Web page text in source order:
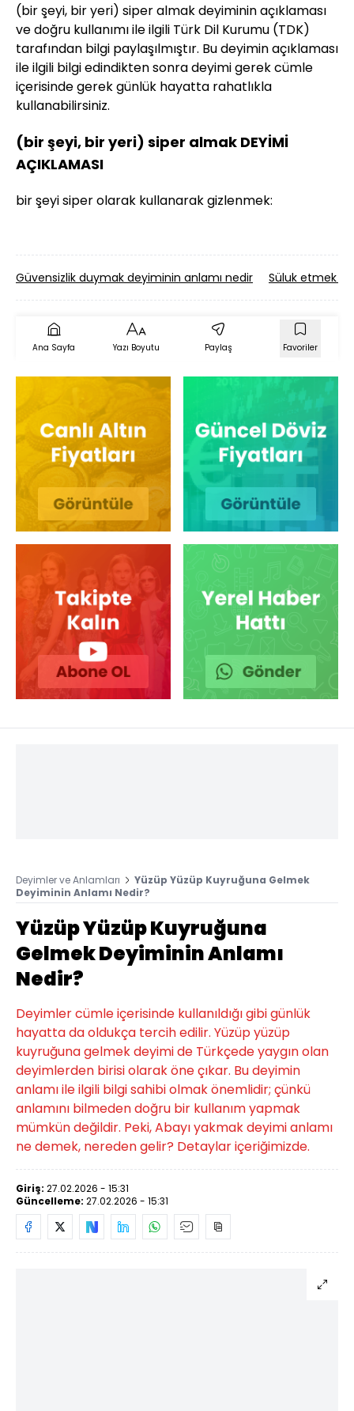
(bir şeyi, bir yeri) siper almak deyiminin açıklaması
ve doğru kullanımı ile ilgili Türk Dil Kurumu (TDK)
tarafından bilgi paylaşılmıştır. Bu deyimin açıklaması
ile ilgili bilgi edindikten sonra deyimi gerek cümle
içerisinde gerek günlük hayatta rahatlıkla
kullanabilirsiniz.
(bir şeyi, bir yeri) siper almak DEYİMİ
AÇIKLAMASI
bir şeyi siper olarak kullanarak gizlenmek:
Güvensizlik duymak deyiminin anlamı nedir Süluk etmek
Ana Sayfa Yazı Boyutu Paylaş Favoriler
Deyimler ve Anlamları
Yüzüp Yüzüp Kuyruğuna Gelmek
Deyiminin Anlamı Nedir?
Yüzüp Yüzüp Kuyruğuna
Gelmek Deyiminin Anlamı
Nedir?
Deyimler cümle içerisinde kullanıldığı gibi günlük
hayatta da oldukça tercih edilir. Yüzüp yüzüp
kuyruğuna gelmek deyimi de Türkçede yaygın olan
deyimlerden birisi olarak öne çıkar. Bu deyimin
anlamı ile ilgili bilgi sahibi olmak önemlidir; çünkü
anlamını bilmeden doğru bir kullanım yapmak
mümkün değildir. Peki, Abayı yakmak deyimi anlamı
ne demek, nereden gelir? Detaylar içeriğimizde.
Giriş: 27.02.2026 - 15:31
Güncelleme: 27.02.2026 - 15:31